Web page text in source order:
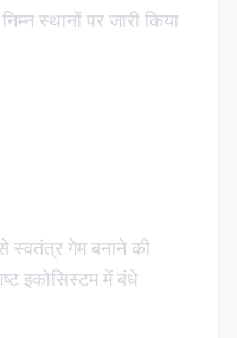
स्थानों पर जारी किया
स्वतंत्र गेम बनाने की
इकोसिस्टम में बंधे